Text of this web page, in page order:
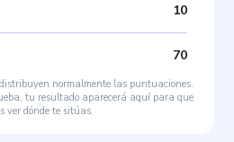
10
70
normalmente las puntuaciones.
tu resultado aparecerá aquí para que
ver dónde te sitúas.